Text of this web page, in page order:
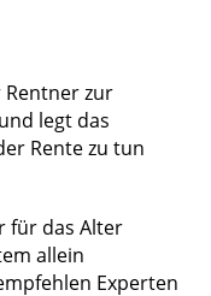
zur
legt das
Rente zu tun
für das Alter
allein
Experten
PC: Die besten